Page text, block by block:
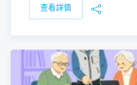
查看詳情